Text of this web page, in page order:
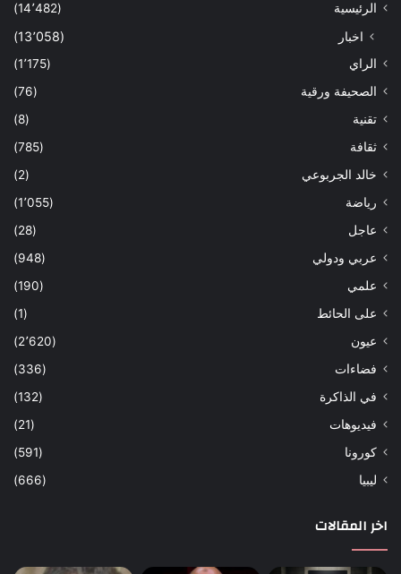
الرئيسية
(14٬482)
اخبار (13٬058)
الراي
(1٬175)
الصحيفة ورقية
(76)
تقنية
(8)
ثقافة
(785)
خالد الجربوعي
(2)
رياضة
(1٬055)
عاجل
(28)
عربي ودولي
(948)
علمي
(190)
على الحائط
(1)
عيون
(2٬620)
فضاءات
(336)
في الذاكرة
(132)
فيديوهات
(21)
كورونا
(591)
ليبيا
(666)
اخر المقالات